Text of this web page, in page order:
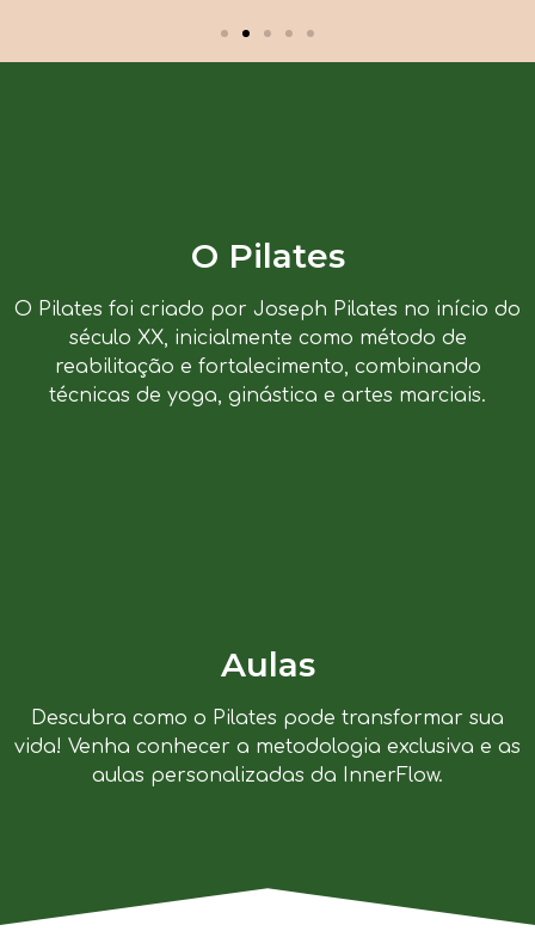
O Pilates
O Pilates foi criado por Joseph Pilates no início do
século XX, inicialmente como método de
reabilitação e fortalecimento, combinando
técnicas de yoga, ginástica e artes marciais.
Aulas
Descubra como o Pilates pode transformar sua
vida! Venha conhecer a metodologia exclusiva e as
aulas personalizadas da InnerFlow.